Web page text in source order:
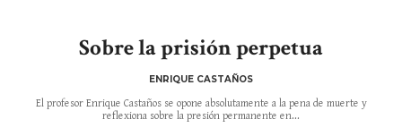
Sobre la prisión perpetua
ENRIQUE CASTAÑOS
El profesor Enrique Castaños se opone absolutamente a la pena de muerte y
reflexiona sobre la presión permanente en...